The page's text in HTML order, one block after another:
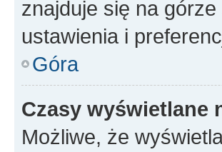
znajduje się na
ustawienia i
Góra
Czasy wyświetlane
Możliwe, że